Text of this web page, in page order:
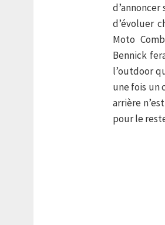
d’évoluer
Moto
Bennick
l’outdoor
une fois un
arrière
pour le